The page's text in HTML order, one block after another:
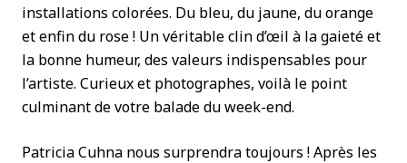
installations colorées. Du bleu, du jaune, du orange
et enfin du rose ! Un véritable clin d’œil à la gaieté et
la bonne humeur, des valeurs indispensables pour
l’artiste. Curieux et photographes, voilà le point
culminant de votre balade du week-end.
Patricia Cuhna nous surprendra toujours ! Après les